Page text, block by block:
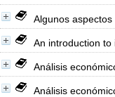
Algunos
An introduction to
Análisis
Análisis